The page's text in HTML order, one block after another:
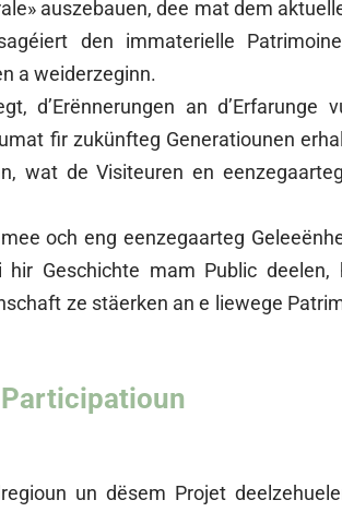
auszebauen, dee mat dem
den immaterielle
a weiderzeginn.
d’Erënnerungen an
fir zukünfteg Generatiounen
wat de Visiteuren en
och eng eenzegaarteg
Geschichte mam Public deelen,
ze stäerken an e liewege
un dësem Projet